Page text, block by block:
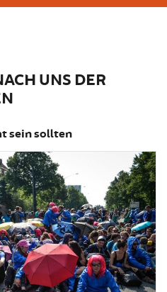
UNS DER
sein sollten